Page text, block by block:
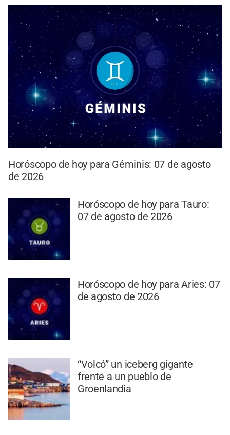
Horóscopo de hoy para Géminis: 07 de agosto
de 2026
Horóscopo de hoy para Tauro:
07 de agosto de 2026
Horóscopo de hoy para Aries: 07
de agosto de 2026
“Volcó” un iceberg gigante
frente a un pueblo de
Groenlandia